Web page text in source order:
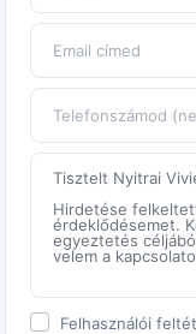
Felhasználói